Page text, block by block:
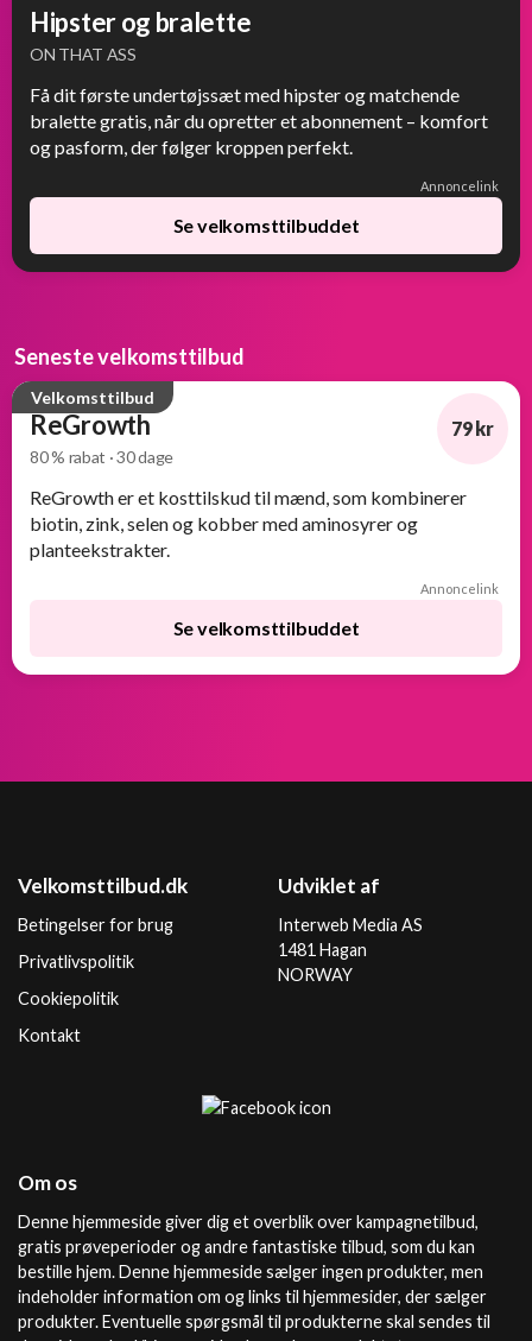
Hipster og bralette
ON THAT ASS
Få dit første undertøjssæt med hipster og matchende
bralette gratis, når du opretter et abonnement – komfort
og pasform, der følger kroppen perfekt.
Annoncelink
Se velkomsttilbuddet
Seneste velkomsttilbud
Velkomsttilbud
ReGrowth
80 % rabat · 30 dage
79 kr
ReGrowth er et kosttilskud til mænd, som kombinerer
biotin, zink, selen og kobber med aminosyrer og
planteekstrakter.
Annoncelink
Se velkomsttilbuddet
Velkomsttilbud.dk
Betingelser for brug
Privatlivspolitik
Cookiepolitik
Kontakt
Udviklet af
Interweb Media AS
1481 Hagan
NORWAY
Om os
Denne hjemmeside giver dig et overblik over kampagnetilbud,
gratis prøveperioder og andre fantastiske tilbud, som du kan
bestille hjem. Denne hjemmeside sælger ingen produkter, men
indeholder information om og links til hjemmesider, der sælger
produkter. Eventuelle spørgsmål til produkterne skal sendes til